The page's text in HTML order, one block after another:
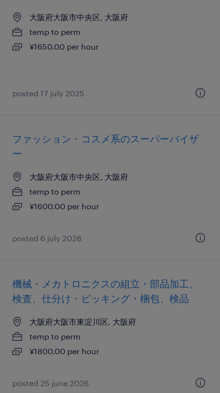
大阪府大阪市中央区, 大阪府
temp to perm
¥1650.00 per hour
posted 17 july 2025
ファッション・コスメ系のスーパーバイザ
ー
大阪府大阪市中央区, 大阪府
temp to perm
¥1600.00 per hour
posted 6 july 2026
機械・メカトロニクスの組立・部品加工、
検査、仕分け・ピッキング・梱包、検品
大阪府大阪市東淀川区, 大阪府
temp to perm
¥1800.00 per hour
posted 25 june 2026